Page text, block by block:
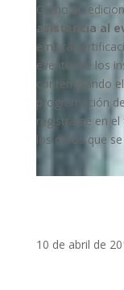
Como en
asistencia al
emitirá
evento, de los
contemplando
programación
registrarse en
los datos que
10 de abril de